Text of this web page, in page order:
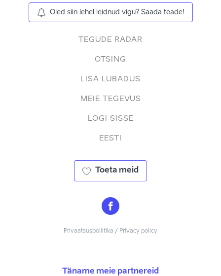
Oled siin lehel leidnud vigu? Saada teade!
TEGUDE RADAR
OTSING
LISA LUBADUS
MEIE TEGEVUS
LOGI SISSE
EESTI
Toeta meid
Privaatsuspoliitika / Privacy policy
Täname meie partnereid